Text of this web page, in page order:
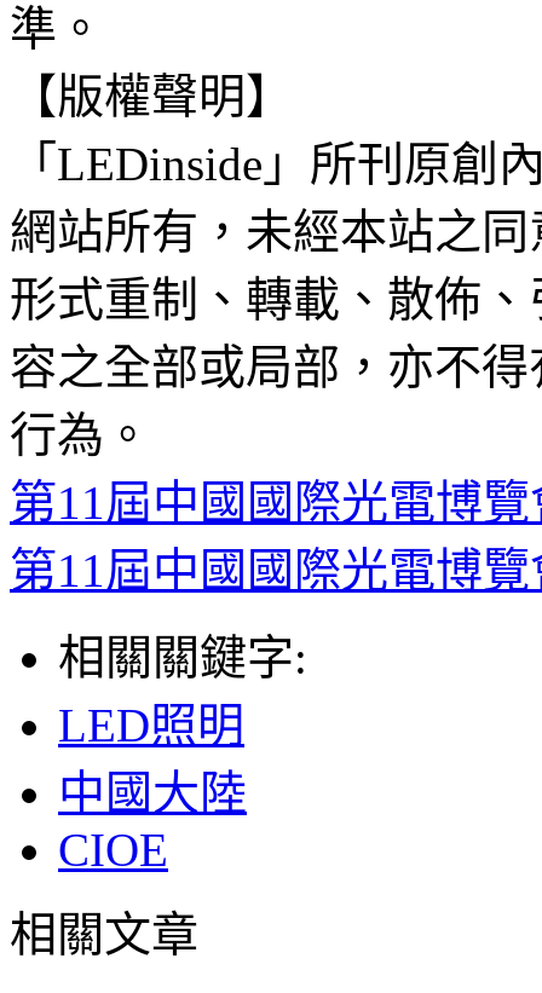
準。
【版權聲明】
「LEDinside」所刊原創
網站所有，未經本站之
形式重制、轉載、散佈
容之全部或局部，亦不
行為。
第11屆中國國際光電博
第11屆中國國際光電博
相關關鍵字:
LED照明
中國大陸
CIOE
相關文章